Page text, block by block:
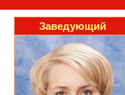
Заведующий